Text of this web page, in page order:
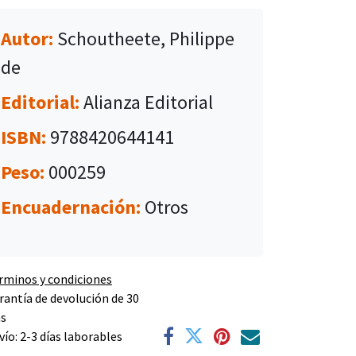
Autor: Schoutheete, Philippe
de
Editorial:Alianza Editorial
ISBN: 9788420644141
Peso: 000259
Encuadernación: Otros
y condiciones
de devolución de 30
2-3 días laborables